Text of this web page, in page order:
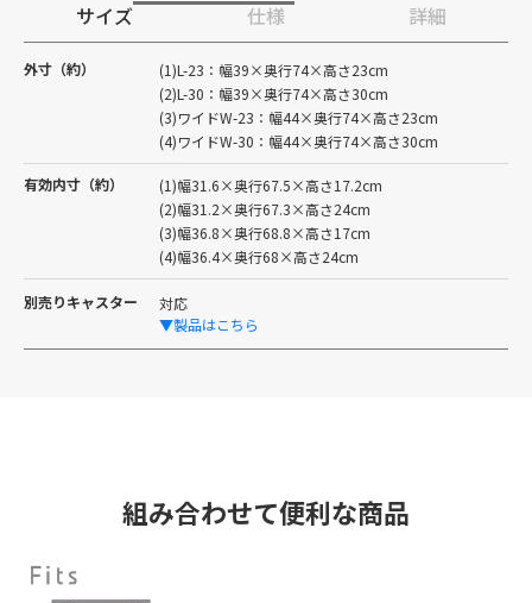
サイズ 仕様 詳細
外寸（約）
(1)L-23：幅39×奥行74×高さ23cm
(2)L-30：幅39×奥行74×高さ30cm
(3)ワイドW-23：幅44×奥行74×高さ23cm
(4)ワイドW-30：幅44×奥行74×高さ30cm
有効内寸（約）
(1)幅31.6×奥行67.5×高さ17.2cm
(2)幅31.2×奥行67.3×高さ24cm
(3)幅36.8×奥行68.8×高さ17cm
(4)幅36.4×奥行68×高さ24cm
別売りキャスター
対応
▼製品はこちら
組み合わせて便利な商品